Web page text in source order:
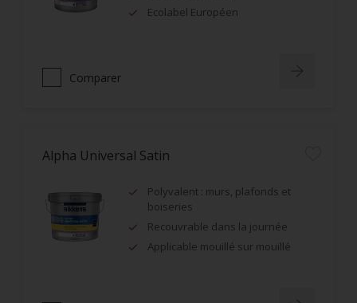
Ecolabel Européen
Comparer
Alpha Universal Satin
Polyvalent : murs, plafonds et
boiseries
Recouvrable dans la journée
Applicable mouillé sur mouillé